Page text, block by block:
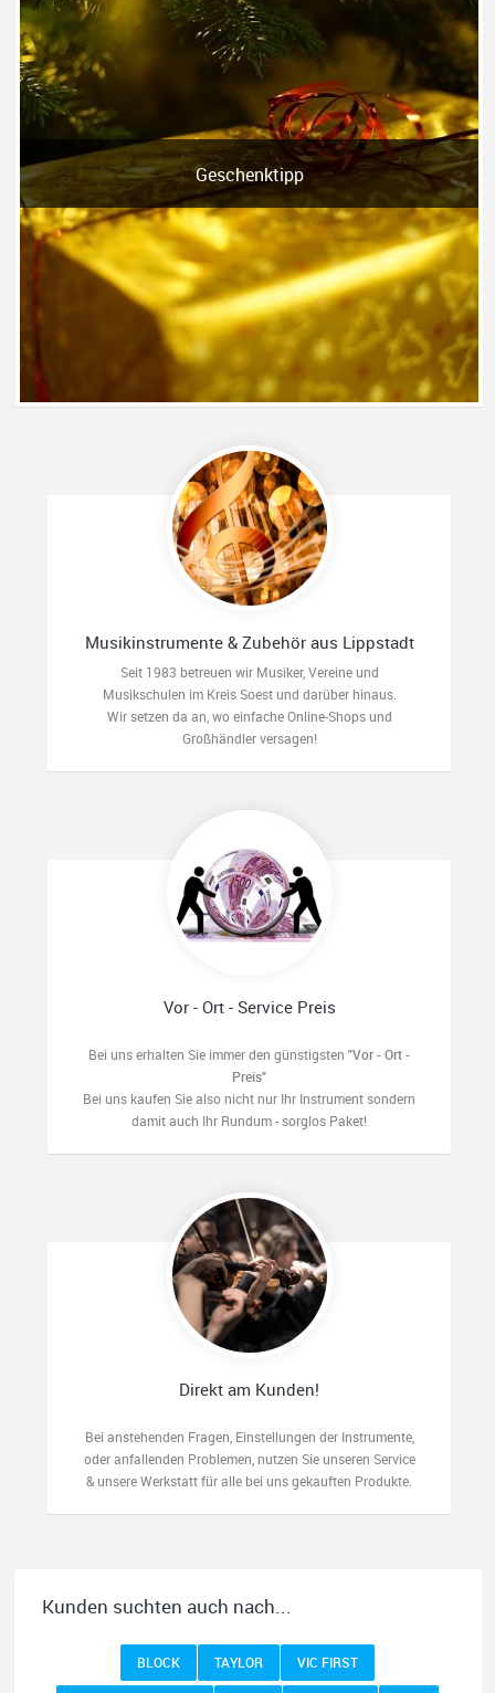
Geschenktipp
Musikinstrumente & Zubehör aus Lippstadt
Seit 1983 betreuen wir Musiker, Vereine und
Musikschulen im Kreis Soest und darüber hinaus.
Wir setzen da an, wo einfache Online-Shops und
Großhändler versagen!
Vor - Ort - Service Preis
Bei uns erhalten Sie immer den günstigsten "Vor - Ort -
Preis"
Bei uns kaufen Sie also nicht nur Ihr Instrument sondern
damit auch Ihr Rundum - sorglos Paket!
Direkt am Kunden!
Bei anstehenden Fragen, Einstellungen der Instrumente,
oder anfallenden Problemen, nutzen Sie unseren Service
& unsere Werkstatt für alle bei uns gekauften Produkte.
Kunden suchten auch nach...
BLOCK TAYLOR VIC FIRST